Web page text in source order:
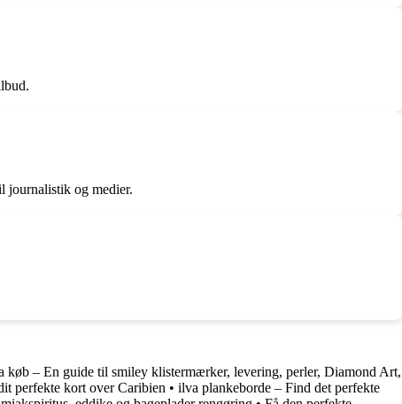
journalistik og medier.
køb – En guide til smiley klistermærker, levering, perler, Diamond Art,
perfekte kort over Caribien • ilva plankeborde – Find det perfekte